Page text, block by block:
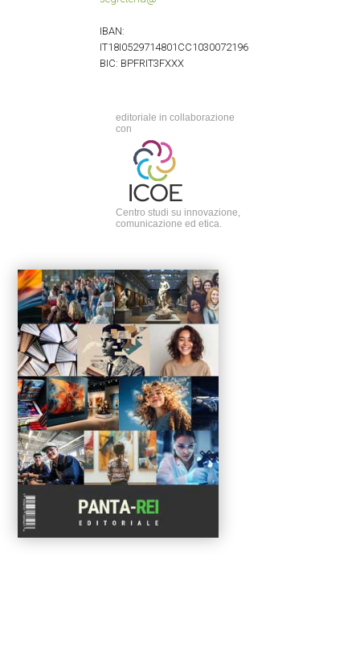
IBAN:
IT18I0529714801CC1030072196
BIC: BPFRIT3FXXX
editoriale in collaborazione
con
Centro studi su innovazione,
comunicazione ed etica.